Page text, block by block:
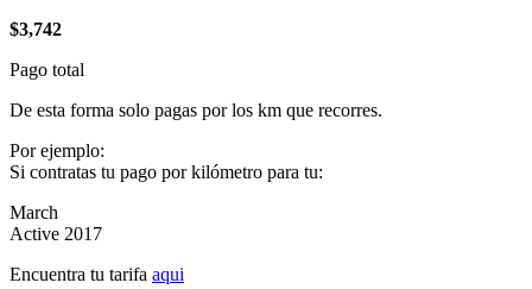
$3,742
Pago total
De esta forma solo pagas por los km que recorres.
Por ejemplo:
Si contratas tu pago por kilómetro para tu:
March
Active 2017
Encuentra tu tarifa aqui